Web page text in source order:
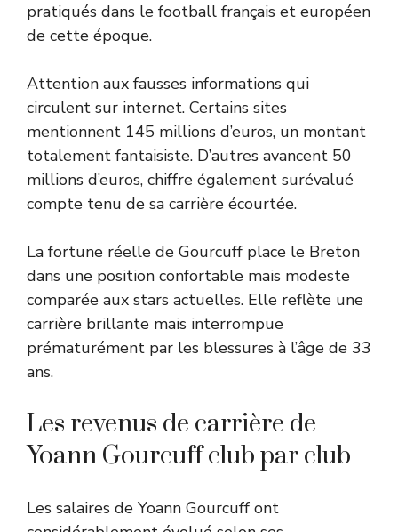
pratiqués dans le football français et européen
de cette époque.
Attention aux fausses informations qui
circulent sur internet. Certains sites
mentionnent 145 millions d’euros, un montant
totalement fantaisiste. D’autres avancent 50
millions d’euros, chiffre également surévalué
compte tenu de sa carrière écourtée.
La fortune réelle de Gourcuff place le Breton
dans une position confortable mais modeste
comparée aux stars actuelles. Elle reflète une
carrière brillante mais interrompue
prématurément par les blessures à l’âge de 33
ans.
Les revenus de carrière de
Yoann Gourcuff club par club
Les salaires de Yoann Gourcuff ont